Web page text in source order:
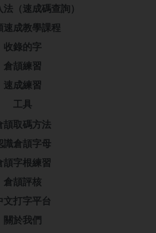
（速成碼查詢）
速成教學課程
收錄的字
倉頡練習
速成練習
工具
頡取碼方法
識倉頡字母
頡字根練習
倉頡評核
文打字平台
關於我們